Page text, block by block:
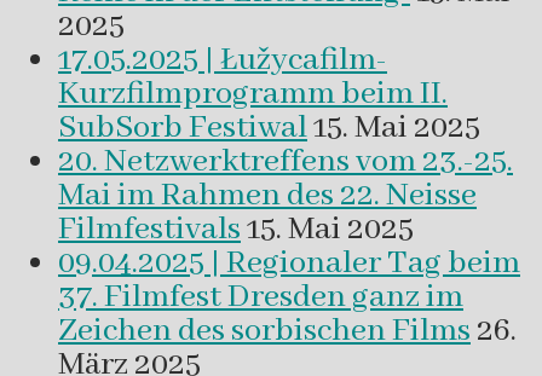
2025
17.05.2025 | Łužycafilm-
Kurzfilmprogramm beim II.
SubSorb Festiwal15. Mai 2025
20. Netzwerktreffens vom 23.-25.
Mai im Rahmen des 22. Neisse
Filmfestivals15. Mai 2025
09.04.2025 | Regionaler Tag beim
37. Filmfest Dresden ganz im
Zeichen des sorbischen Films26.
März 2025